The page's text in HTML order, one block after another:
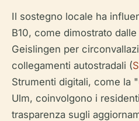
Il sostegno locale ha
B10, come dimostrato
Geislingen per
collegamenti autostradali (
Strumenti digitali, come la
Ulm, coinvolgono i
trasparenza sugli